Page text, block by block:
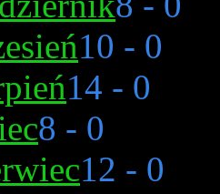
10 - 0
14 - 0
8 - 0
12 - 0